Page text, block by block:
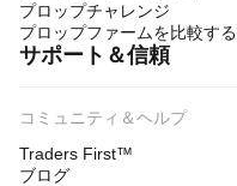
プロップチャレンジ
プロップファームを比較する
サポート＆信頼
コミュニティ＆ヘルプ
Traders First™
ブログ